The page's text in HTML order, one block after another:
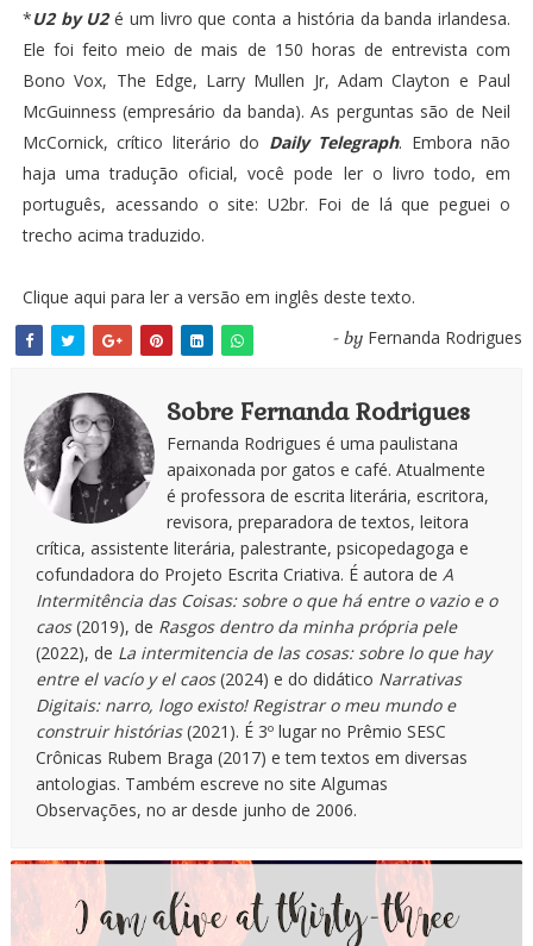
*U2 by U2é um livro que conta a história da banda irlandesa.
Ele foi feito meio de mais de 150 horas de entrevista com
Bono Vox, The Edge, Larry Mullen Jr, Adam Clayton e Paul
McGuinness (empresário da banda). As perguntas são de Neil
McCornick, crítico literário do Daily Telegraph. Embora não
haja uma tradução oficial, você pode ler o livro todo, em
português, acessando o site:U2br. Foi de lá que peguei o
trecho acima traduzido.
Clique aqui para ler a versão em inglês deste texto.
- by Fernanda Rodrigues
Sobre Fernanda Rodrigues
Fernanda Rodrigues é uma paulistana
apaixonada por gatos e café. Atualmente
é professora de escrita literária, escritora,
revisora, preparadora de textos, leitora
crítica, assistente literária, palestrante, psicopedagoga e
cofundadora do Projeto Escrita Criativa. É autora de A
Intermitência das Coisas: sobre o que há entre o vazio e o
caos(2019), de Rasgos dentro da minha própria pele
(2022), de La intermitencia de las cosas: sobre lo que hay
entre el vacío y el caos(2024) e do didático Narrativas
Digitais: narro, logo existo! Registrar o meu mundo e
construir histórias(2021). É 3º lugar no Prêmio SESC
Crônicas Rubem Braga (2017) e tem textos em diversas
antologias. Também escreve no site Algumas
Observações, no ar desde junho de 2006.